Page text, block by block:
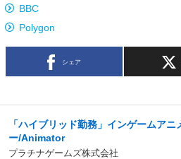
BBC
Polygon
シェア
「ハイブリッド勤務」インゲームアニ
ー/Animator
プラチナゲームズ株式会社